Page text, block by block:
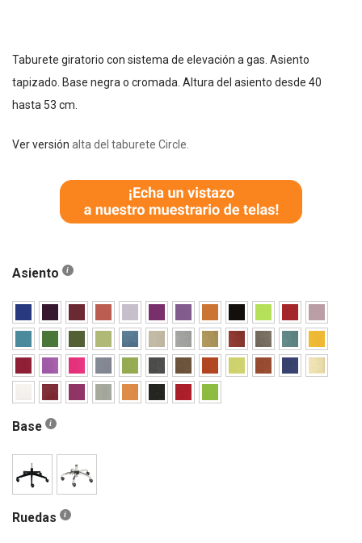
Taburete giratorio con sistema de elevación a gas. Asiento
tapizado. Base negra o cromada. Altura del asiento desde 40
hasta 53 cm.
Ver versión alta del taburete Circle.
Asiento
Base
Ruedas